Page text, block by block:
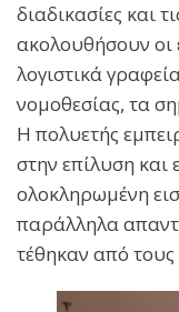
διαδικασίες και
ακολουθήσουν οι
λογιστικά
νομοθεσίας, τα
Η πολυετής
στην επίλυση
ολοκληρωμένη
παράλληλα
τέθηκαν από τους